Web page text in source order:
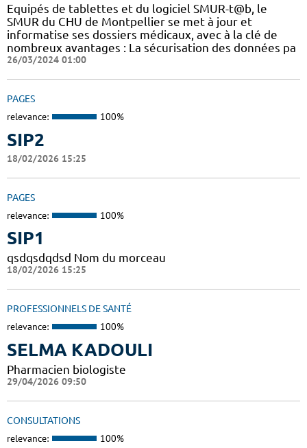
​​Equipés de tablettes et du logiciel SMUR-t@b, le
SMUR du CHU de Montpellier se met à jour et
informatise ses dossiers médicaux, avec à la clé de
nombreux avantages : ​​La sécurisation des données pa
26/03/2024 01:00
PAGES
relevance: 100%
SIP2
18/02/2026 15:25
PAGES
relevance: 100%
SIP1
qsdqsdqdsd Nom du morceau
18/02/2026 15:25
PROFESSIONNELS DE SANTÉ
relevance: 100%
SELMA KADOULI
Pharmacien biologiste
29/04/2026 09:50
CONSULTATIONS
relevance: 100%